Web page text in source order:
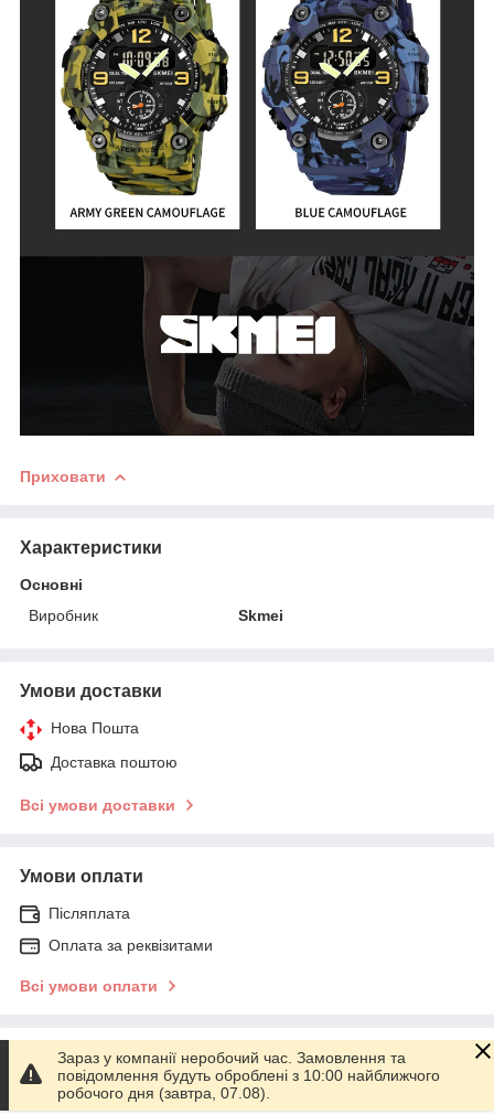
Приховати
Характеристики
Основні
Виробник
Skmei
Умови доставки
Нова Пошта
Доставка поштою
Всі умови доставки
Умови оплати
Післяплата
Оплата за реквізитами
Всі умови оплати
Умови повернення
Повернення товару впродовж 14 днів за домовленістю
Зараз у компанії неробочий час. Замовлення та
повідомлення будуть оброблені з 10:00 найближчого
робочого дня (завтра, 07.08).